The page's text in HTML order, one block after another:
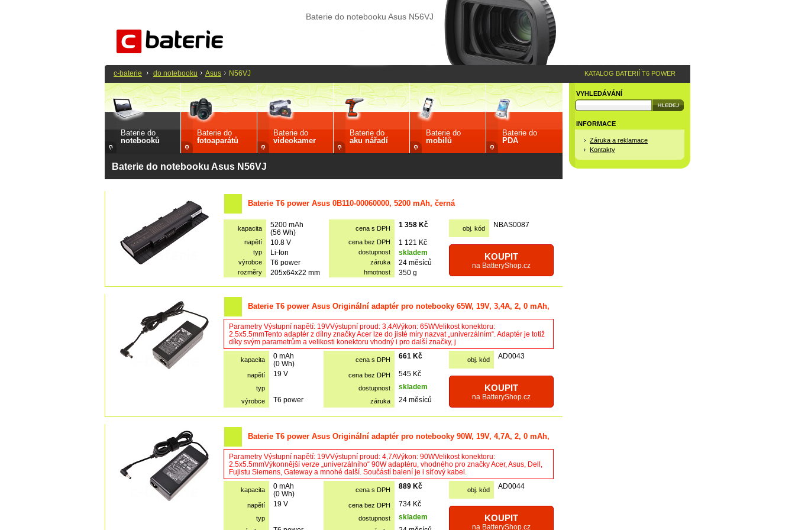
Baterie do notebooku Asus N56VJ
Baterie do
notebooků
Baterie do
fotoaparátů
Baterie do
videokamer
Baterie do
aku nářadí
Baterie do
mobilů
Baterie do
PDA
Baterie do notebooku Asus N56VJ
Baterie T6 power Asus 0B110-00060000, 5200 mAh, černá
kapacita
5200 mAh
(56 Wh)
cena s DPH 1 358 Kč obj. kód NBAS0087
napětí 10.8 V cena bez DPH 1 121 Kč
KOUPIT
na BatteryShop.cz
typ Li-Ion dostupnost skladem
výrobce T6 power záruka 24 měsíců
rozměry 205x64x22 mm hmotnost 350 g
Baterie T6 power Asus Originální adaptér pro notebooky 65W, 19V, 3,4A, 2, 0 mAh,
Parametry Výstupní napětí: 19VVýstupní proud: 3,4AVýkon: 65WVelikost konektoru:
2.5x5.5mmTento adaptér z dílny značky Acer lze do jisté míry nazvat „univerzálním“. Adaptér je totiž
díky svým parametrům a velikosti konektoru vhodný i pro další značky, j
kapacita
0 mAh
(0 Wh)
cena s DPH 661 Kč obj. kód AD0043
napětí 19 V cena bez DPH 545 Kč
KOUPIT
na BatteryShop.cz
typ dostupnost skladem
výrobce T6 power záruka 24 měsíců
Baterie T6 power Asus Originální adaptér pro notebooky 90W, 19V, 4,7A, 2, 0 mAh,
Parametry Výstupní napětí: 19VVýstupní proud: 4,7AVýkon: 90WVelikost konektoru:
2.5x5.5mmVýkonnější verze „univerzálního“ 90W adaptéru, vhodného pro značky Acer, Asus, Dell,
Fujistu Siemens, Gateway a mnohé další. Součástí balení je i síťový kabel.
kapacita
0 mAh
(0 Wh)
cena s DPH 889 Kč obj. kód AD0044
napětí 19 V cena bez DPH 734 Kč
KOUPIT
na BatteryShop.cz
typ dostupnost skladem
VYHLEDÁVÁNÍ
INFORMACE
Záruka a reklamace
Kontakty
c-baterie do notebooku Asus N56VJ KATALOG BATERIÍ T6 POWER